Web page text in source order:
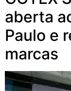
aberta
Paulo e
marcas